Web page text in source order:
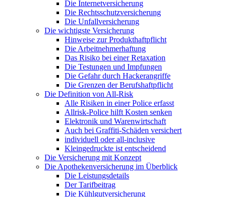
Die Internetversicherung
Die Rechtsschutzversicherung
Die Unfallversicherung
Die wichtigste Versicherung
Hinweise zur Produkthaftpflicht
Die Arbeitnehmerhaftung
Das Risiko bei einer Retaxation
Die Testungen und Impfungen
Die Gefahr durch Hackerangriffe
Die Grenzen der Berufshaftpflicht
Die Definition von All-Risk
Alle Risiken in einer Police erfasst
Allrisk-Police hilft Kosten senken
Elektronik und Warenwirtschaft
Auch bei Graffiti-Schäden versichert
individuell oder all-inclusive
Kleingedruckte ist entscheidend
Die Versicherung mit Konzept
Die Apothekenversicherung im Überblick
Die Leistungsdetails
Der Tarifbeitrag
Die Kühlgutversicherung